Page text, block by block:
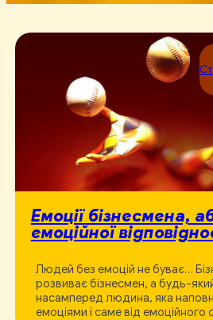
Емоції бізнесмена,
емоційної
Людей без емоцій не буває…
розвиває бізнесмен, а будь-
насамперед людина, яка
емоціями і саме від емоційного